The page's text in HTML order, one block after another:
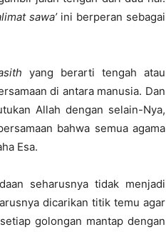
sawa’ini berperan sebagai
yang berarti tengah atau
di antara manusia. Dan
Allah dengan selain-Nya,
bahwa semua agama
Esa.
seharusnya tidak menjadi
dicarikan titik temu agar
golongan mantap dengan